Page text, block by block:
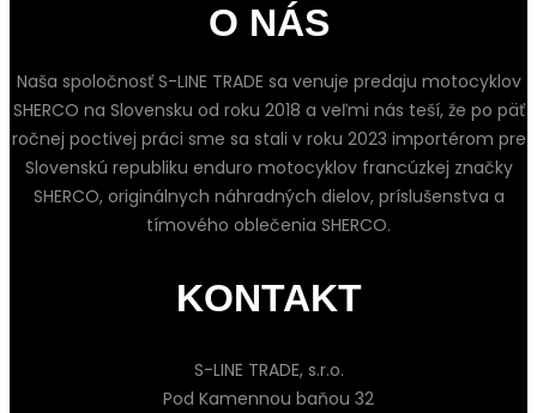
O NÁS
Naša spoločnosť S-LINE TRADE sa venuje predaju motocyklov
SHERCO na Slovensku od roku 2018 a veľmi nás teší, že po päť
ročnej poctivej práci sme sa stali v roku 2023 importérom pre
Slovenskú republiku enduro motocyklov francúzkej značky
SHERCO, originálnych náhradných dielov, príslušenstva a
tímového oblečenia SHERCO.
KONTAKT
S-LINE TRADE, s.r.o.
Pod Kamennou baňou 32